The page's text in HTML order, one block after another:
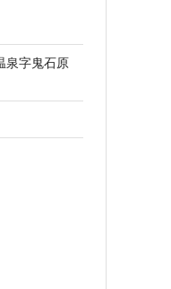
泉字鬼石原